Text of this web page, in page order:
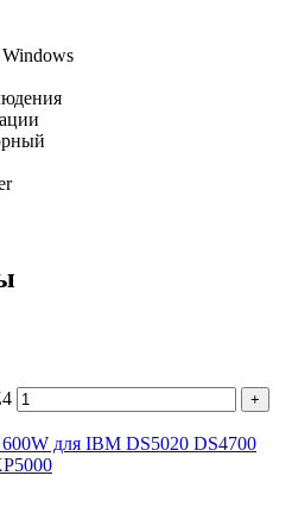
+
для IBM DS5020 DS4700